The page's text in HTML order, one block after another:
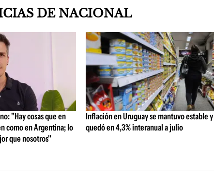
DE NACIONAL
"Hay cosas que en
como en Argentina; lo
que nosotros"
Inflación en Uruguay se mantuvo estable y
quedó en 4,3% interanual a julio